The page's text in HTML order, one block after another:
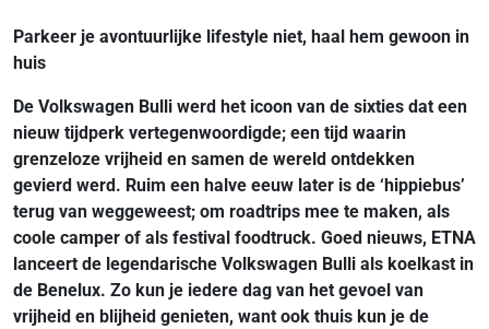
Parkeer je avontuurlijke lifestyle niet, haal hem gewoon in
huis
De Volkswagen Bulli werd het icoon van de sixties dat een
nieuw tijdperk vertegenwoordigde; een tijd waarin
grenzeloze vrijheid en samen de wereld ontdekken
gevierd werd. Ruim een halve eeuw later is de ‘hippiebus’
terug van weggeweest; om roadtrips mee te maken, als
coole camper of als festival foodtruck. Goed nieuws, ETNA
lanceert de legendarische Volkswagen Bulli als koelkast in
de Benelux. Zo kun je iedere dag van het gevoel van
vrijheid en blijheid genieten, want ook thuis kun je de